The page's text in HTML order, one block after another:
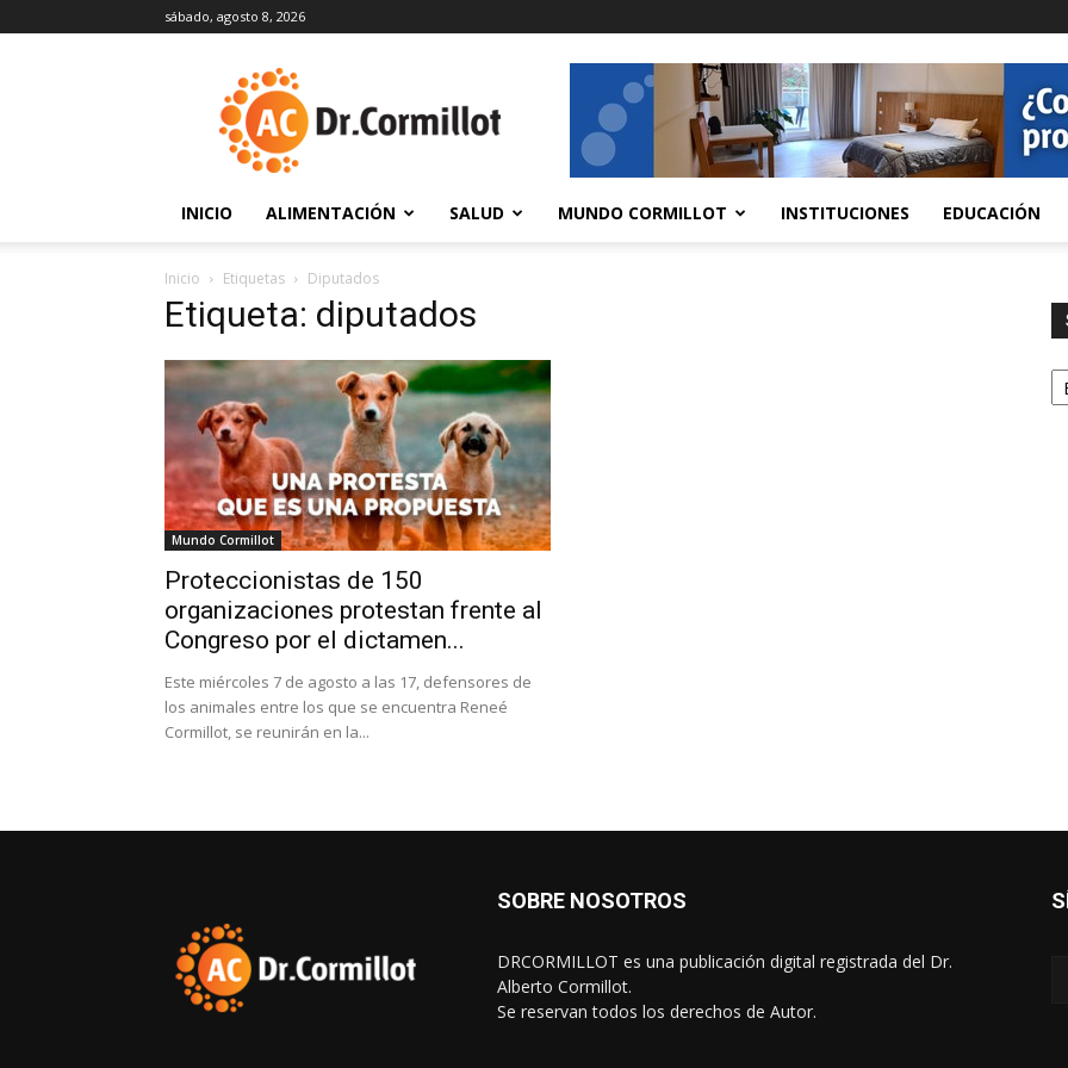
sábado, agosto 8, 2026
INICIO ALIMENTACIÓN SALUD MUNDO CORMILLOT INSTITUCIONES EDUCACIÓN
Inicio Etiquetas Diputados
Etiqueta: diputados
Mundo Cormillot
Proteccionistas de 150
organizaciones protestan frente al
Congreso por el dictamen...
Este miércoles 7 de agosto a las 17, defensores de
los animales entre los que se encuentra Reneé
Cormillot, se reunirán en la...
SOBRE NOSOTROS
DRCORMILLOT es una publicación digital registrada del Dr.
Alberto Cormillot.
Se reservan todos los derechos de Autor.